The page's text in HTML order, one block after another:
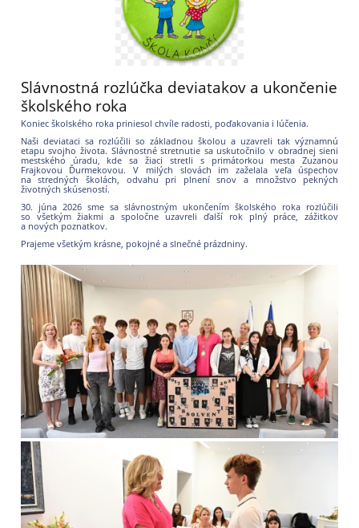
Slávnostná rozlúčka deviatakov a ukončenie
školského roka
Koniec školského roka priniesol chvíle radosti, poďakovania i lúčenia.
Naši deviataci sa rozlúčili so základnou školou a uzavreli tak významnú
etapu svojho života. Slávnostné stretnutie sa uskutočnilo v obradnej sieni
mestského úradu, kde sa žiaci stretli s primátorkou mesta Zuzanou
Frajkovou Ďurmekovou. V milých slovách im zaželala veľa úspechov
na stredných školách, odvahu pri plnení snov a množstvo pekných
životných skúseností.
30. júna 2026 sme sa slávnostným ukončením školského roka rozlúčili
so všetkým žiakmi a spoločne uzavreli ďalší rok plný práce, zážitkov
a nových poznatkov.
Prajeme všetkým krásne, pokojné a slnečné prázdniny.